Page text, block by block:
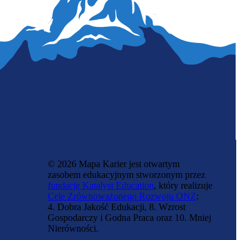
Inżynier zootechniki
Laborant chemiczny
© 2026 Mapa Karier jest otwartym
zasobem edukacyjnym stworzonym przez
fundację Katalyst Education, który realizuje
Cele Zrównoważonego Rozwoju ONZ:
4. Dobra Jakość Edukacji, 8. Wzrost
Gospodarczy i Godna Praca oraz 10. Mniej
Nierówności.